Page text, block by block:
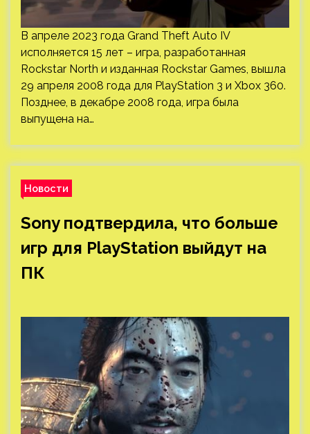
В апреле 2023 года Grand Theft Auto IV
исполняется 15 лет – игра, разработанная
Rockstar North и изданная Rockstar Games, вышла
29 апреля 2008 года для PlayStation 3 и Xbox 360.
Позднее, в декабре 2008 года, игра была
выпущена на…
Новости
Sony подтвердила, что больше
игр для PlayStation выйдут на
ПК